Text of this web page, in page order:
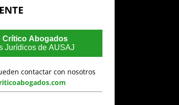
Crítico Abogados
Jurídicos de AUSAJ
contactar con nosotros